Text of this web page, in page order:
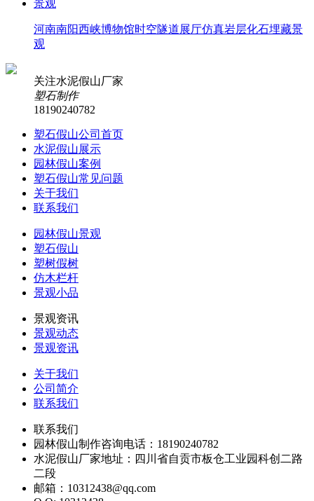
河南南阳西峡博物馆时空隧道展厅仿真岩层化石埋藏景
观
关注水泥假山厂家
塑石制作
18190240782
塑石假山公司首页
水泥假山展示
园林假山案例
塑石假山常见问题
关于我们
联系我们
园林假山景观
塑石假山
塑树假树
仿木栏杆
景观小品
景观资讯
景观动态
景观资讯
关于我们
公司简介
联系我们
联系我们
园林假山制作咨询电话：18190240782
水泥假山厂家地址：四川省自贡市板仓工业园科创二路
二段
邮箱：10312438@qq.com